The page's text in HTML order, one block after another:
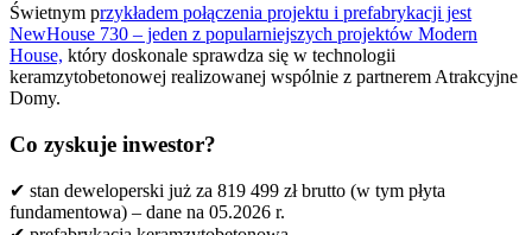
Świetnym przykładem połączenia projektu i prefabrykacji jest
NewHouse 730 – jeden z popularniejszych projektów Modern
House, który doskonale sprawdza się w technologii
keramzytobetonowej realizowanej wspólnie z partnerem Atrakcyjne
Domy.
Co zyskuje inwestor?
✔ stan deweloperski już za 819 499 zł brutto (w tym płyta
fundamentowa) – dane na 05.2026 r.